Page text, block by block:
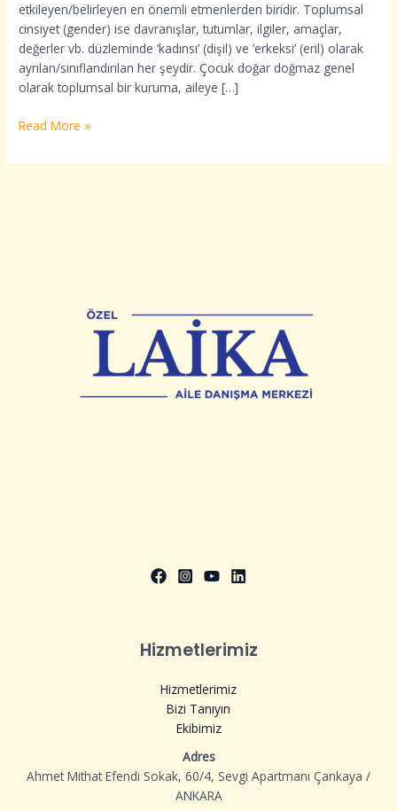
etkileyen/belirleyen en önemli etmenlerden biridir. Toplumsal
cinsiyet (gender) ise davranışlar, tutumlar, ilgiler, amaçlar,
değerler vb. düzleminde ‘kadınsı’ (dişil) ve ‘erkeksi’ (eril) olarak
ayrılan/sınıflandırılan her şeydir. Çocuk doğar doğmaz genel
olarak toplumsal bir kuruma, aileye […]
Read More »
Hizmetlerimiz
Hizmetlerimiz
Bizi Tanıyın
Ekibimiz
Adres
Ahmet Mithat Efendi Sokak, 60/4, Sevgi Apartmanı Çankaya /
ANKARA